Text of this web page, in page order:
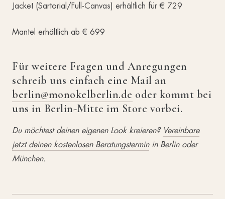
Jacket (Sartorial/Full-Canvas) erhältlich für € 729
Mantel erhältlich ab € 699
Für weitere Fragen und Anregungen
schreib uns einfach eine Mail an
berlin@monokelberlin.de oder kommt bei
uns in Berlin-Mitte im Store vorbei.
Du möchtest deinen eigenen Look kreieren? Vereinbare
jetzt deinen kostenlosen Beratungsterminin Berlin oder
München.